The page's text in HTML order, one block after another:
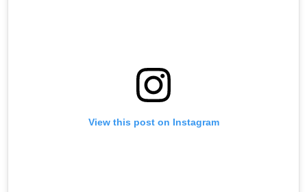
View this post on Instagram